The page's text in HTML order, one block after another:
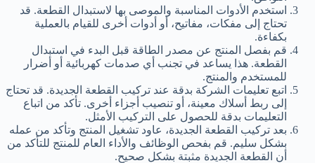
استخدم الأدوات المناسبة والموصى بها لاستبدال القطعة. قد
تحتاج إلى مفكات، مفاتيح، أو أدوات أخرى للقيام بالعملية
بكفاءة.
قم بفصل المنتج عن مصدر الطاقة قبل البدء في استبدال
القطعة. هذا يساعد في تجنب أي صدمات كهربائية أو أضرار
للمستخدم والمنتج.
اتبع تعليمات الشركة بدقة عند تركيب القطعة الجديدة. قد تحتاج
إلى ربط أسلاك معينة، أو تنصيب أجزاء أخرى. تأكد من اتباع
التعليمات بدقة للحصول على التركيب الأمثل.
بعد تركيب القطعة الجديدة، عاود تشغيل المنتج وتأكد من عمله
بشكل سليم. قم بفحص الوظائف والأداء العام للمنتج للتأكد من
أن القطعة الجديدة مثبتة بشكل صحيح.